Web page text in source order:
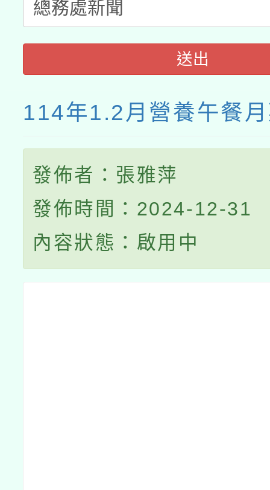
送出
114年1.2月營養午餐
發佈者：張雅萍
發佈時間：2024-12-31
內容狀態：啟用中